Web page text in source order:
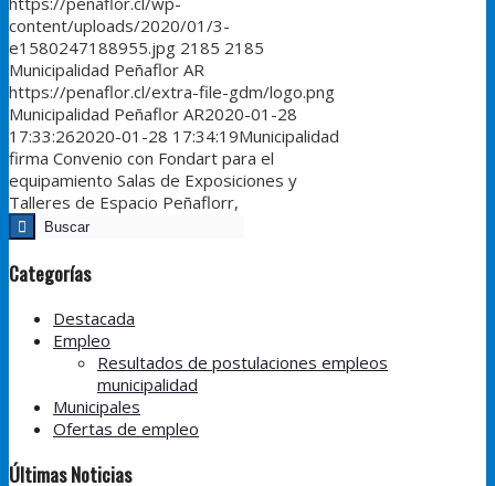
content/uploads/2020/01/3-
e1580247188955.jpg 2185 2185
Municipalidad Peñaflor AR
https://penaflor.cl/extra-file-gdm/logo.png
Municipalidad Peñaflor AR2020-01-28
17:33:262020-01-28 17:34:19Municipalidad
firma Convenio con Fondart para el
equipamiento Salas de Exposiciones y
Talleres de Espacio Peñaflorr,
Categorías
Destacada
Empleo
Resultados de postulaciones empleos
municipalidad
Municipales
Ofertas de empleo
Últimas Noticias